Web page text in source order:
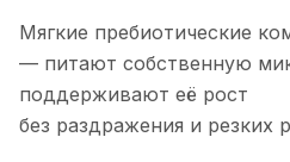
Мягкие пребиотические
— питают собственную
поддерживают её рост
без раздражения и резких